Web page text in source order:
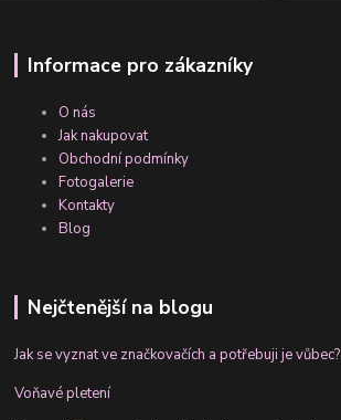
Informace pro zákazníky
O nás
Jak nakupovat
Obchodní podmínky
Fotogalerie
Kontakty
Blog
Nejčtenější na blogu
Jak se vyznat ve značkovačích a potřebuji je vůbec?
Voňavé pletení